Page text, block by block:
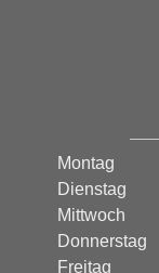
Montag
Dienstag
Mittwoch
Donnerstag
Freitag